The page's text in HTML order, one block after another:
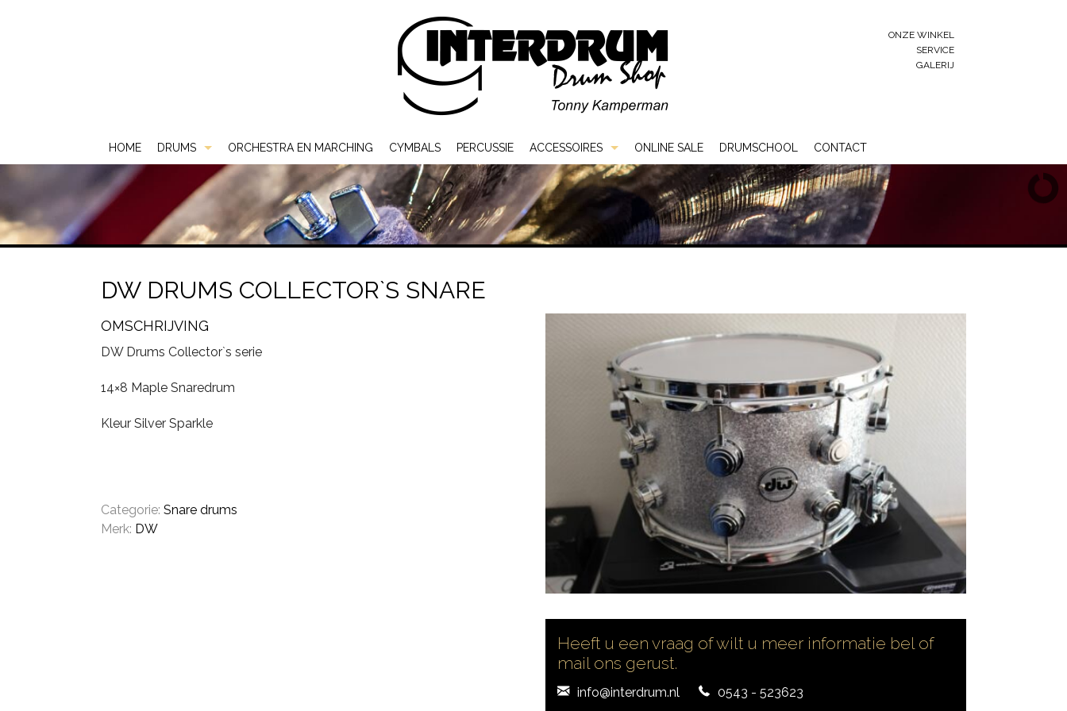
ONZE WINKEL
SERVICE
GALERIJ
HOME DRUMS
Akoestische Drums
DW
Mapex
PDP
Sakae
Elektrische Drums
2 Box
Yamaha
ORCHESTRA EN MARCHING CYMBALS PERCUSSIE ACCESSOIRES
Bags & Cases
Hardware
ONLINE SALE DRUMSCHOOL CONTACT
DW DRUMS COLLECTOR`S SNARE
OMSCHRIJVING
DW Drums Collector`s serie
14×8 Maple Snaredrum
Kleur Silver Sparkle
Categorie: Snare drums
Merk: DW
Heeft u een vraag of wilt u meer informatie bel of
mail ons gerust.
info@interdrum.nl 0543 - 523623